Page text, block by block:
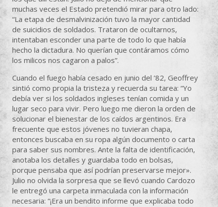
muchas veces el Estado pretendió mirar para otro lado:
“La etapa de desmalvinización tuvo la mayor cantidad
de suicidios de soldados. Trataron de ocultarnos,
intentaban esconder una parte de todo lo que había
hecho la dictadura. No querían que contáramos cómo
los milicos nos cagaron a palos”.
Cuando el fuego había cesado en junio del ’82, Geoffrey
sintió como propia la tristeza y recuerda su tarea: “Yo
debía ver si los soldados ingleses tenían comida y un
lugar seco para vivir. Pero luego me dieron la orden de
solucionar el bienestar de los caídos argentinos. Era
frecuente que estos jóvenes no tuvieran chapa,
entonces buscaba en su ropa algún documento o carta
para saber sus nombres. Ante la falta de identificación,
anotaba los detalles y guardaba todo en bolsas,
porque pensaba que así podrían preservarse mejor».
Julio no olvida la sorpresa que se llevó cuando Cardozo
le entregó una carpeta inmaculada con la información
necesaria: “¡Era un bendito informe que explicaba todo